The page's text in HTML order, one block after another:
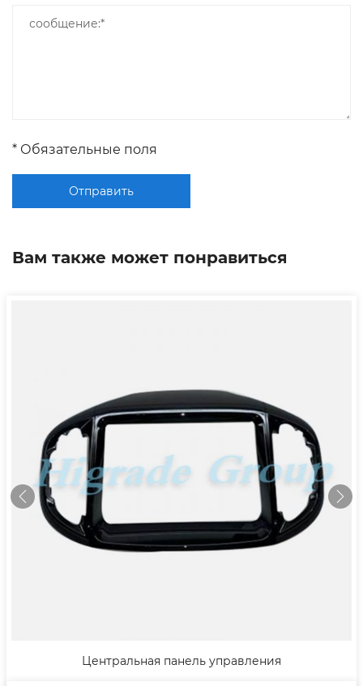
* Обязательные поля
Отправить
Вам также может понравиться
Центральная панель управления